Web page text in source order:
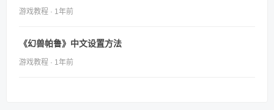
游戏教程 · 1年前
《幻兽帕鲁》中文设置方法
游戏教程 · 1年前